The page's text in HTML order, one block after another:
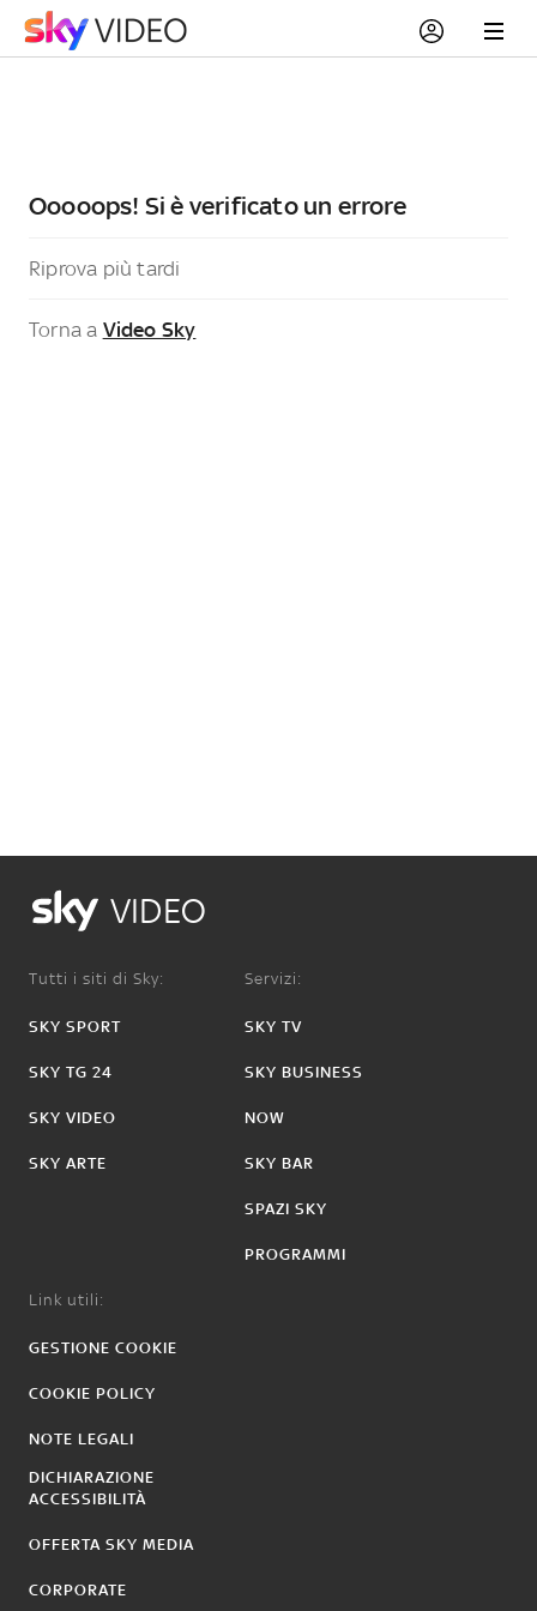
Ooooops! Si è verificato un errore
Riprova più tardi
Torna a Video Sky
VIDEO
Tutti i siti di Sky:
SKY SPORT
SKY TG 24
SKY VIDEO
SKY ARTE
Servizi:
SKY TV
SKY BUSINESS
NOW
SKY BAR
SPAZI SKY
PROGRAMMI
Link utili:
GESTIONE COOKIE
COOKIE POLICY
NOTE LEGALI
DICHIARAZIONE
ACCESSIBILITÀ
OFFERTA SKY MEDIA
CORPORATE